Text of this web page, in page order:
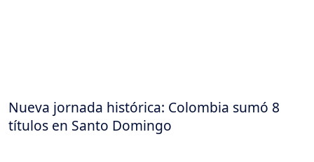
Nueva jornada histórica: Colombia sumó 8
títulos en Santo Domingo